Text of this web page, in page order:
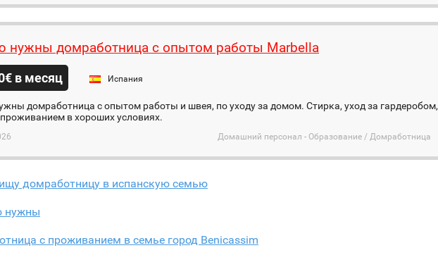
нужны домработница с опытом работы Marbella
в месяц Испания
домработница с опытом работы и швея, по уходу за домом. Стирка, уход за гардеробом,
в хороших условиях.
Домашний персонал - Образование / Домработница
домработницу в испанскую семью
нужны
с проживанием в семье город Benicassim